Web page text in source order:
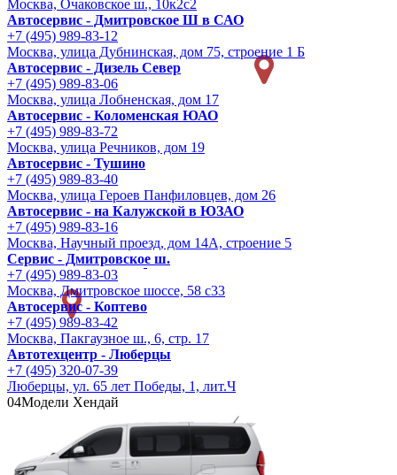
Москва, Очаковское ш., 10к2с2
Автосервис - Дмитровское Ш в САО
+7 (495) 989-83-12
Москва, улица Дубнинская, дом 75, строение 1 Б
Автосервис - Дизель Север
+7 (495) 989-83-06
Москва, улица Лобненская, дом 17
Автосервис - Коломенская ЮАО
+7 (495) 989-83-72
Москва, улица Речников, дом 19
Автосервис - Тушино
+7 (495) 989-83-40
Москва, улица Героев Панфиловцев, дом 26
Автосервис - на Калужской в ЮЗАО
+7 (495) 989-83-16
Москва, Научный проезд, дом 14А, строение 5
Сервис - Дмитровское ш.
+7 (495) 989-83-03
Москва, Дмитровское шоссе, 58 с33
Автосервис - Коптево
+7 (495) 989-83-42
Москва, Пакгаузное ш., 6, стр. 17
Автотехцентр - Люберцы
+7 (495) 320-07-39
Люберцы, ул. 65 лет Победы, 1, лит.Ч
04Модели Хендай